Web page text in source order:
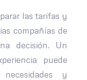
las tarifas y
compañías de
decisión. Un
puede
y